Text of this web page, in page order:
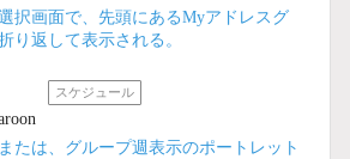
択画面で、先頭にあるMyアドレスグ
り返して表示される。
スケジュール
たは、グループ週表示のポートレット